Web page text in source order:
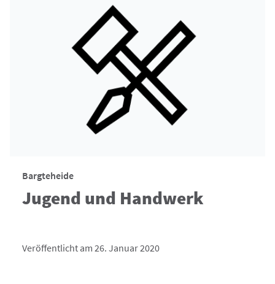
Bargteheide
Jugend und Handwerk
Veröffentlicht am 26. Januar 2020